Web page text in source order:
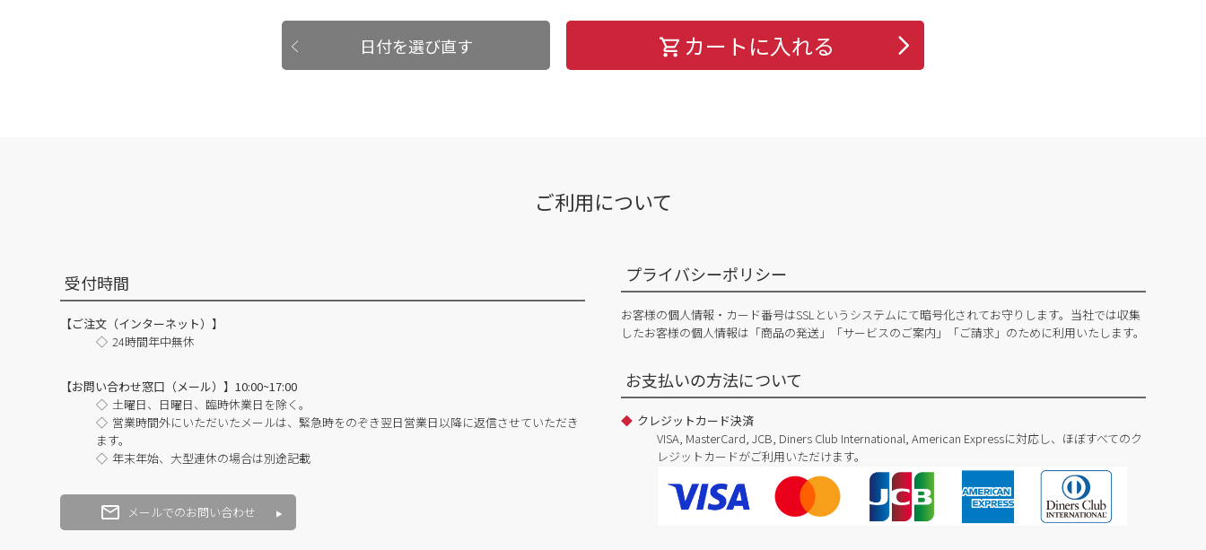
日付を選び直す カートに入れる
ご利用について
受付時間
【ご注文（インターネット）】
24時間年中無休
【お問い合わせ窓口（メール）】10:00~17:00
土曜日、日曜日、臨時休業日を除く。
営業時間外にいただいたメールは、緊急時をのぞき翌日営業日以降に返信させていただき
ます。
年末年始、大型連休の場合は別途記載
メールでのお問い合わせ
プライバシーポリシー
お客様の個人情報・カード番号はSSLというシステムにて暗号化されてお守りします。当社では収集
したお客様の個人情報は「商品の発送」「サービスのご案内」「ご請求」のために利用いたします。
お支払いの方法について
クレジットカード決済
VISA, MasterCard, JCB, Diners Club International, American Expressに対応し、ほぼすべてのク
レジットカードがご利用いただけます。